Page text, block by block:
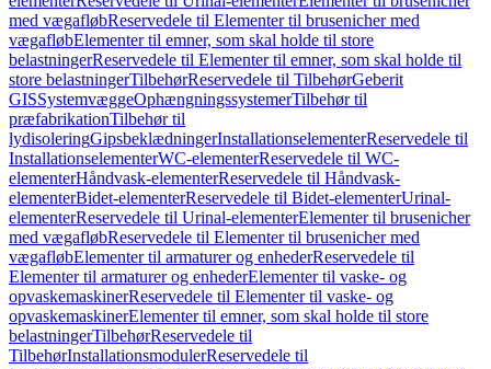
med vægafløbReservedele til Elementer til brusenicher med
vægafløbElementer til emner, som skal holde til store
belastningerReservedele til Elementer til emner, som skal holde til
store belastningerTilbehørReservedele til TilbehørGeberit
GISSystemvæggeOphængningssystemerTilbehør til
præfabrikationTilbehør til
lydisoleringGipsbeklædningerInstallationselementerReservedele til
InstallationselementerWC-elementerReservedele til WC-
elementerHåndvask-elementerReservedele til Håndvask-
elementerBidet-elementerReservedele til Bidet-elementerUrinal-
elementerReservedele til Urinal-elementerElementer til brusenicher
med vægafløbReservedele til Elementer til brusenicher med
vægafløbElementer til armaturer og enhederReservedele til
Elementer til armaturer og enhederElementer til vaske- og
opvaskemaskinerReservedele til Elementer til vaske- og
opvaskemaskinerElementer til emner, som skal holde til store
belastningerTilbehørReservedele til
TilbehørInstallationsmodulerReservedele til